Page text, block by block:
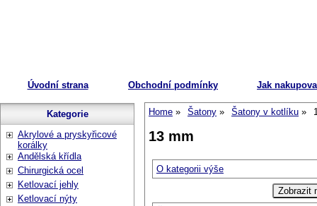
Úvodní strana Obchodní podmínky Jak
Home Šatony Šatony v kotlíku
13 mm
O kategorii výše
Kategorie
Akrylové a pryskyřicové
korálky
Andělská křídla
Chirurgická ocel
Ketlovací jehly
Ketlovací nýty